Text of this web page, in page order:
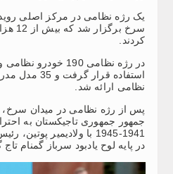
یک رژه نظامی در مرکز اصلی
سرخ
کردند.
استفاده قرار
نظامی ارائه شد.
پس از رژه نظامی در میدان سرخ،
جمهور جمهوری تاجیکستان به
1941-1945 با ولادیمیر
در پایه لوح یادبود سرباز گمنام تاج